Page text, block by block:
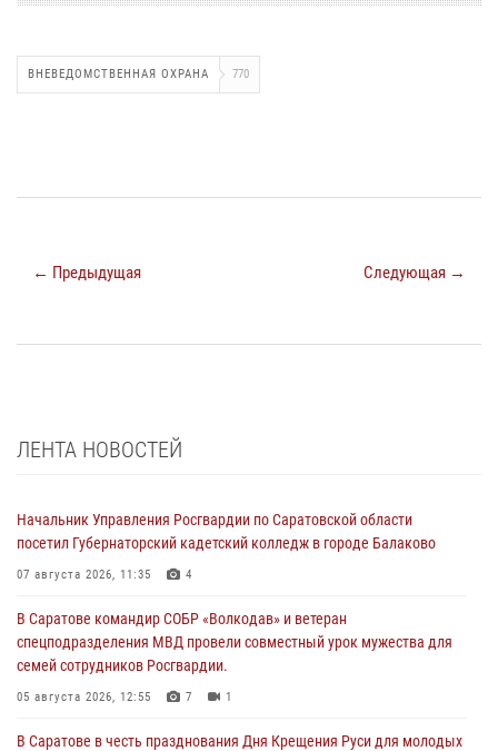
ВНЕВЕДОМСТВЕННАЯ ОХРАНА 770
← Предыдущая Следующая →
ЛЕНТА НОВОСТЕЙ
Начальник Управления Росгвардии по Саратовской области
посетил Губернаторский кадетский колледж в городе Балаково
07 августа 2026, 11:35 4
В Саратове командир СОБР «Волкодав» и ветеран
спецподразделения МВД провели совместный урок мужества для
семей сотрудников Росгвардии.
05 августа 2026, 12:55 7 1
В Саратове в честь празднования Дня Крещения Руси для молодых